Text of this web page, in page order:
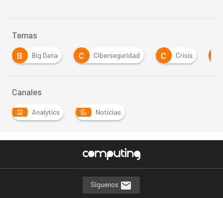
Temas
C Ciberseguridad C Crisis E Estrategia
Canales
Analytics Noticias
Síguenos